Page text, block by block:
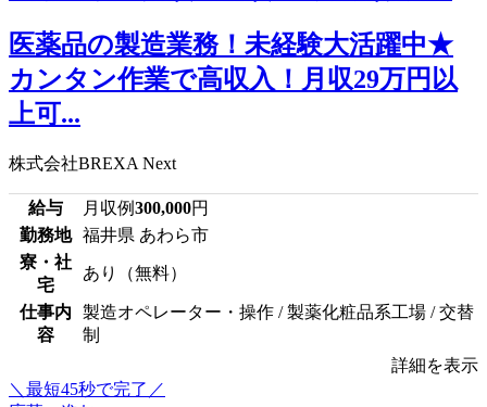
医薬品の製造業務！未経験大活躍中★
カンタン作業で高収入！月収29万円以
上可...
株式会社BREXA Next
給与 月収例300,000円
勤務地
福井県 あわら市
寮・社
宅
あり（無料）
仕事内
容
製造オペレーター・操作 / 製薬化粧品系工場 / 交替
制
詳細を表示
＼最短45秒で完了／